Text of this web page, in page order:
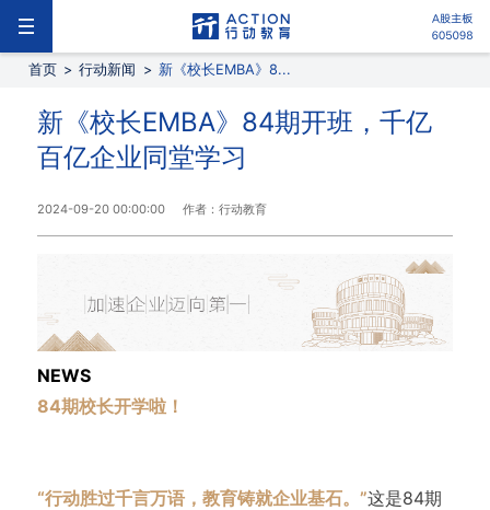
首页 > 行动新闻 > 新《校长EMBA》8...
新《校长EMBA》84期开班，千亿
百亿企业同堂学习
2024-09-20 00:00:00 作者：行动教育
NEWS
84期校长开学啦！
“行动胜过千言万语，教育铸就企业基石。”这是84期